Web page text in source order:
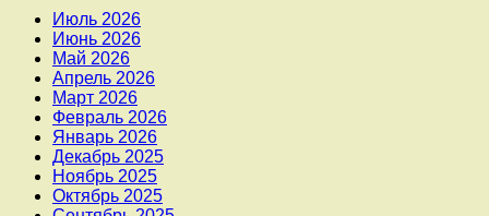
Июль 2026
Июнь 2026
Май 2026
Апрель 2026
Март 2026
Февраль 2026
Январь 2026
Декабрь 2025
Ноябрь 2025
Октябрь 2025